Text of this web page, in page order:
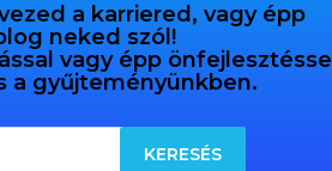
a karriered, vagy épp
neked szól!
vagy épp önfejlesztéssel
a gyűjteményünkben.